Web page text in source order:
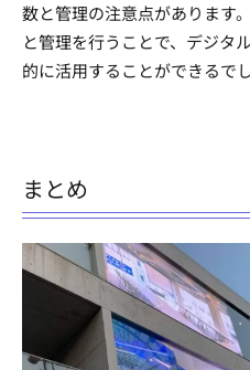
数と管理の注意点があります
と管理を行うことで、デジタ
的に活用することができるでし
まとめ